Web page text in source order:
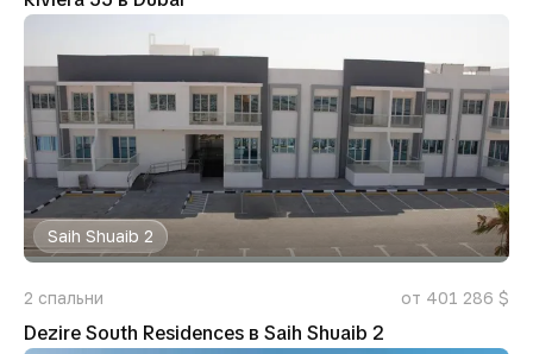
Saih Shuaib 2
2 спальни от 401 286 $
Dezire South Residences в Saih Shuaib 2